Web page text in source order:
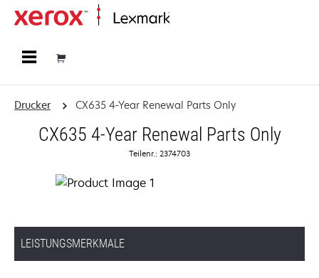
Drucker CX635 4-Year Renewal Parts Only
CX635 4-Year Renewal Parts Only
Teilenr.: 2374703
LEISTUNGSMERKMALE